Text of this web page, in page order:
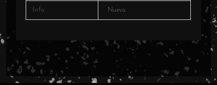
Info Nuevo